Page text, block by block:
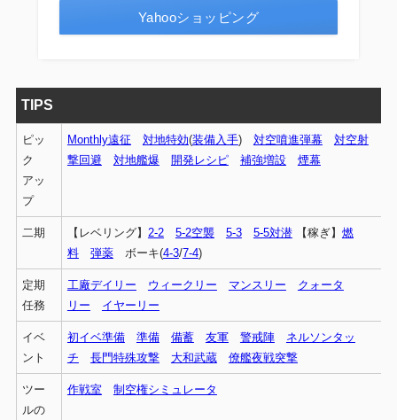
Yahooショッピング
TIPS
ピッ
ク
アッ
プ
Monthly遠征 対地特効(装備入手) 対空噴進弾幕
対空射
撃回避
対地艦爆 開発レシピ 補強増設 煙幕
二期 【レベリング】 2-2 5-2空襲 5-3 5-5対潜【稼ぎ】 燃
料
弾薬ボーキ(4-3/7-4)
定期
任務
工廠デイリー ウィークリー マンスリー
クォータ
リー
イヤーリー
イベ
ント
初イベ準備 準備 備蓄 友軍 警戒陣
ネルソンタッ
チ
長門特殊攻撃 大和武蔵 僚艦夜戦突撃
ツー
ルの
作戦室 制空権シミュレータ